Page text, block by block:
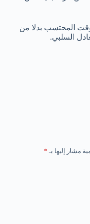
المحتسب بدلا من
السلبي.
مشار إليها بـ *